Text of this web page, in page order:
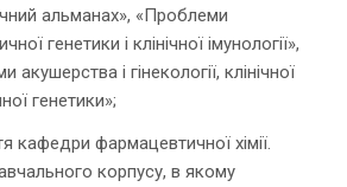
альманах», «Проблеми
генетики і клінічної імунології»,
акушерства і гінекології, клінічної
генетики»;
кафедри фармацевтичної хімії.
корпусу, в якому